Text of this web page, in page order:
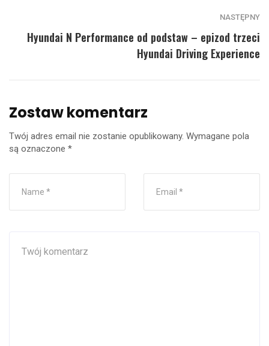
NASTĘPNY
Hyundai N Performance od podstaw – epizod trzeci
Hyundai Driving Experience
Zostaw komentarz
Twój adres email nie zostanie opublikowany. Wymagane pola
są oznaczone *